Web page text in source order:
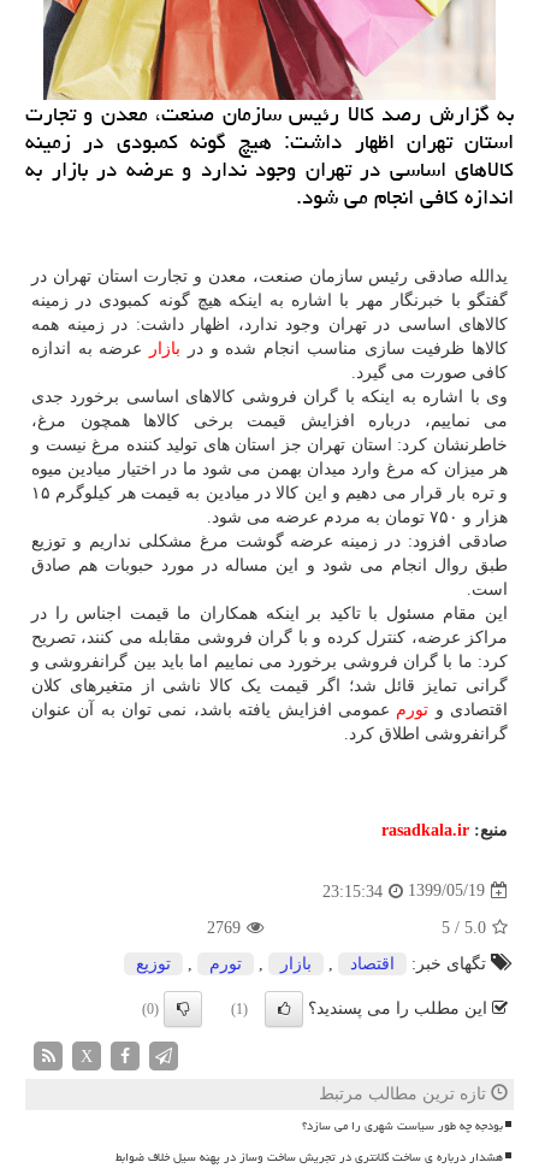
به گزارش رصد كالا رئیس سازمان صنعت، معدن و تجارت
استان تهران اظهار داشت: هیچ گونه كمبودی در زمینه
كالاهای اساسی در تهران وجود ندارد و عرضه در بازار به
اندازه كافی انجام می شود.
یدالله صادقی رئیس سازمان صنعت، معدن و تجارت استان تهران در
گفتگو با خبرنگار مهر با اشاره به اینکه هیچ گونه کمبودی در زمینه
کالاهای اساسی در تهران وجود ندارد، اظهار داشت: در زمینه همه
کالاها ظرفیت سازی مناسب انجام شده و در بازار
عرضه به اندازه
کافی صورت می گیرد.
وی با اشاره به اینکه با گران فروشی کالاهای اساسی برخورد جدی
می نماییم، درباره افزایش قیمت برخی کالاها همچون مرغ،
خاطرنشان کرد: استان تهران جز استان های تولید کننده مرغ نیست و
هر میزان که مرغ وارد میدان بهمن می شود ما در اختیار میادین میوه
و تره بار قرار می دهیم و این کالا در میادین به قیمت هر کیلوگرم ۱۵
هزار و ۷۵۰ تومان به مردم عرضه می شود.
صادقی افزود: در زمینه عرضه گوشت مرغ مشکلی نداریم و توزیع
طبق روال انجام می شود و این مساله در مورد حبوبات هم صادق
است.
این مقام مسئول با تاکید بر اینکه همکاران ما قیمت اجناس را در
مراکز عرضه، کنترل کرده و با گران فروشی مقابله می کنند، تصریح
کرد: ما با گران فروشی برخورد می نماییم اما باید بین گرانفروشی و
گرانی تمایز قائل شد؛ اگر قیمت یک کالا ناشی از متغیرهای کلان
اقتصادی و تورم عمومی افزایش یافته باشد، نمی توان به آن عنوان
گرانفروشی اطلاق کرد.
منبع: rasadkala.ir
1399/05/19
23:15:34
5.0
/
5
2769
تگهای خبر:
اقتصاد بازار تورم توزیع
این مطلب را می پسندید؟ (1)
(0)
X
تازه ترین مطالب مرتبط
بودجه چه طور سیاست شهری را می سازد؟
هشدار درباره ی ساخت کلانتری در تجریش ساخت وساز در پهنه سیل خلاف ضوابط